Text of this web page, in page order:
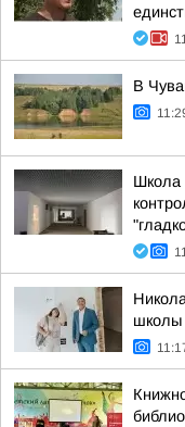
В
Школа
школы